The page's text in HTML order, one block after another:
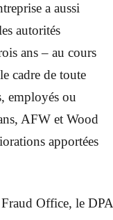
a aussi
autorités
ans – au cours
cadre de toute
employés ou
AFW et Wood
apportées
Office, le DPA